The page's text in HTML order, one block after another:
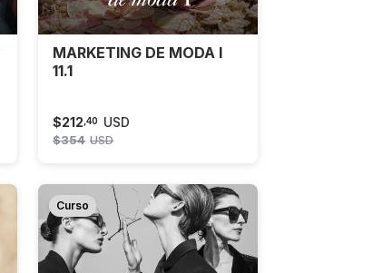
MARKETING DE MODA I
11.1
$212 ,40 USD
$354 USD
Curso